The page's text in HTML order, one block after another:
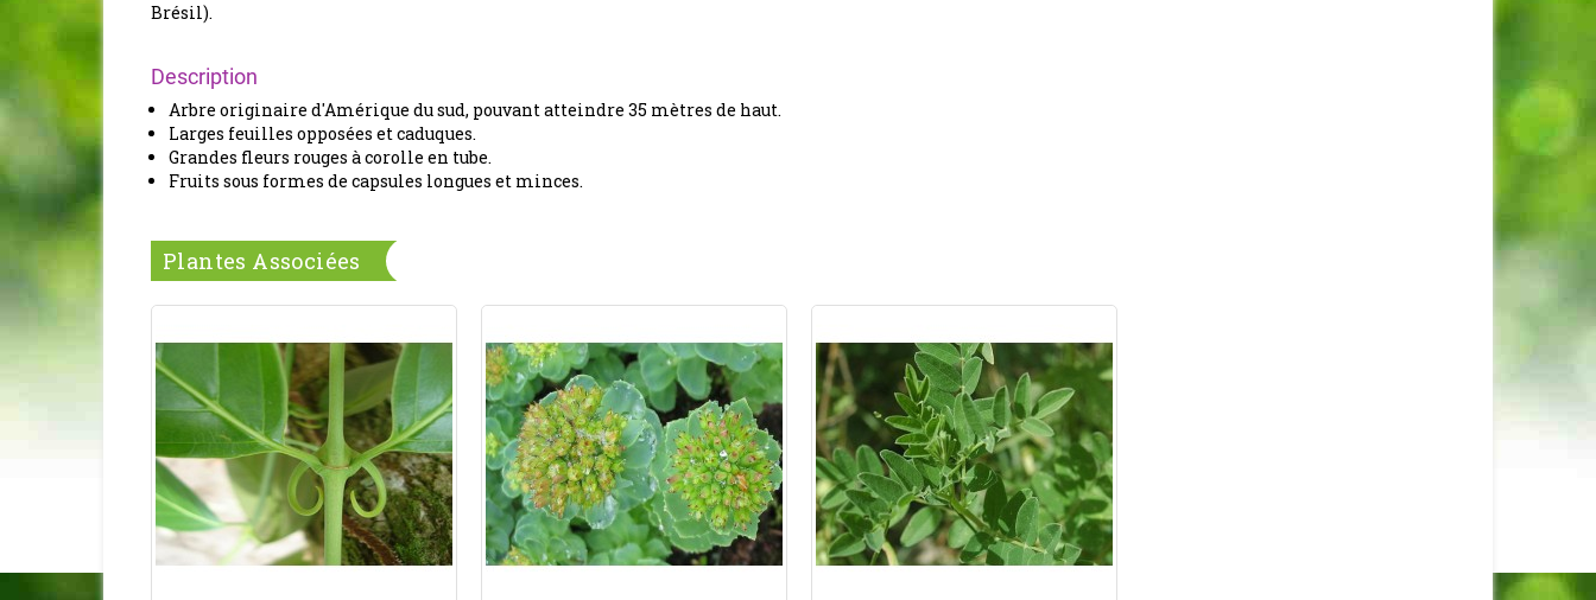
Brésil).
Description
Arbre originaire d'Amérique du sud, pouvant atteindre 35 mètres de haut.
Larges feuilles opposées et caduques.
Grandes fleurs rouges à corolle en tube.
Fruits sous formes de capsules longues et minces.
Plantes Associées